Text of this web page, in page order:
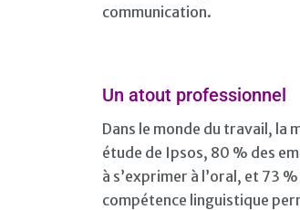
communication.
Un atout professionnel
Dans le monde du travail, la
étude de Ipsos, 80 % des
à s’exprimer à l’oral, et 73
compétence linguistique